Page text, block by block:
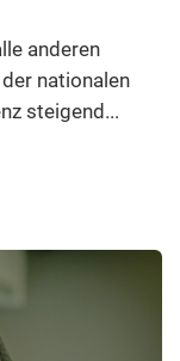
anderen
nationalen
steigend...